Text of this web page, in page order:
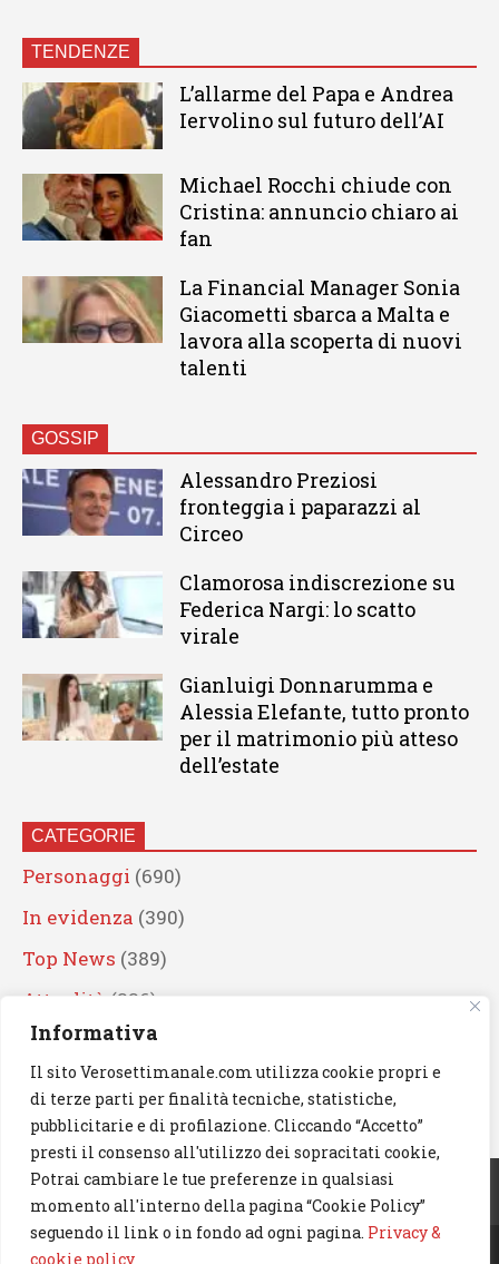
Informativa
Il sito Verosettimanale.com utilizza cookie propri e
di terze parti per finalità tecniche, statistiche,
pubblicitarie e di profilazione. Cliccando “Accetto”
presti il consenso all'utilizzo dei sopracitati cookie,
Potrai cambiare le tue preferenze in qualsiasi
momento all'interno della pagina “Cookie Policy”
seguendo il link o in fondo ad ogni pagina. Privacy &
cookie policy
TENDENZE
L’allarme del Papa e Andrea
Iervolino sul futuro dell’AI
Michael Rocchi chiude con
Cristina: annuncio chiaro ai
fan
La Financial Manager Sonia
Giacometti sbarca a Malta e
lavora alla scoperta di nuovi
talenti
GOSSIP
Alessandro Preziosi
fronteggia i paparazzi al
Circeo
Clamorosa indiscrezione su
Federica Nargi: lo scatto
virale
Gianluigi Donnarumma e
Alessia Elefante, tutto pronto
per il matrimonio più atteso
dell’estate
CATEGORIE
Personaggi (690)
In evidenza (390)
Top News (389)
Attualità (336)
Eventi(330)
Artisti (241)
News(239)
Cerca